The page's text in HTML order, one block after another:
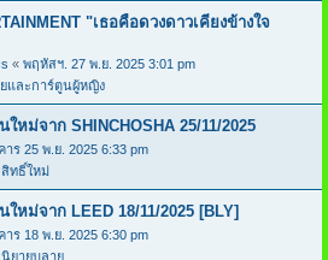
"เธอคือดวงดาวเคียงข้างใจ
« พฤหัสฯ. 27 พ.ย. 2025 3:01 pm
และการ์ตูนผู้หญิง
หม่จาก SHINCHOSHA 25/11/2025
าร 25 พ.ย. 2025 6:33 pm
ทธิ์ใหม่
หม่จาก LEED 18/11/2025 [BLY]
าร 18 พ.ย. 2025 6:30 pm
ยายบลาย